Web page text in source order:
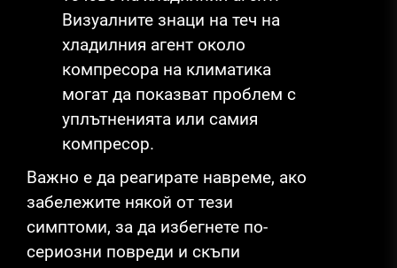
Визуалните знаци на теч на
хладилния агент около
компресора на климатика
могат да показват проблем с
уплътненията или самия
компресор.
Важно е да реагирате навреме, ако
забележите някой от тези
симптоми, за да избегнете по-
сериозни повреди и скъпи